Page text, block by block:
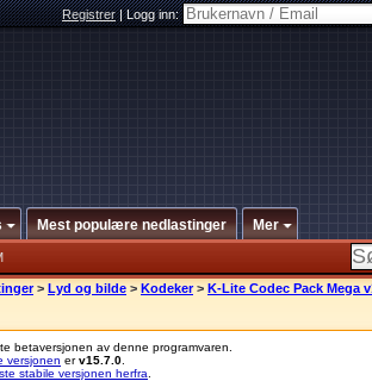
Registrer|Logg inn:
Mest populære nedlastinger Mer
> Lyd og bilde > Kodeker > K-Lite Codec Pack Mega
betaversjonen av denne programvaren.
versjonen erv15.7.0
stabile versjonen herfra